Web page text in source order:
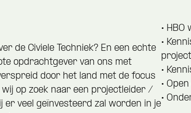
de Civiele Techniek? En een echte
opdrachtgever van ons met
door het land met de focus
wij op zoek naar een projectleider /
er veel geïnvesteerd zal worden in je
•
•
•
•
•